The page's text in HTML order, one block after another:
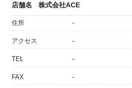
店舗名 株式会社ACE
住所 －
アクセス －
TEL －
FAX －